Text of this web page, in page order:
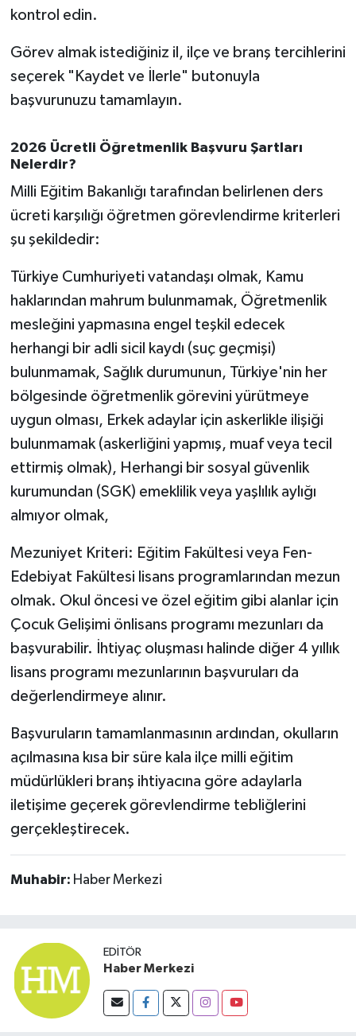
kontrol edin.
Görev almak istediğiniz il, ilçe ve branş tercihlerini
seçerek "Kaydet ve İlerle" butonuyla
başvurunuzu tamamlayın.
2026 Ücretli Öğretmenlik Başvuru Şartları
Nelerdir?
Milli Eğitim Bakanlığı tarafından belirlenen ders
ücreti karşılığı öğretmen görevlendirme kriterleri
şu şekildedir:
Türkiye Cumhuriyeti vatandaşı olmak, Kamu
haklarından mahrum bulunmamak, Öğretmenlik
mesleğini yapmasına engel teşkil edecek
herhangi bir adli sicil kaydı (suç geçmişi)
bulunmamak, Sağlık durumunun, Türkiye'nin her
bölgesinde öğretmenlik görevini yürütmeye
uygun olması, Erkek adaylar için askerlikle ilişiği
bulunmamak (askerliğini yapmış, muaf veya tecil
ettirmiş olmak), Herhangi bir sosyal güvenlik
kurumundan (SGK) emeklilik veya yaşlılık aylığı
almıyor olmak,
Mezuniyet Kriteri: Eğitim Fakültesi veya Fen-
Edebiyat Fakültesi lisans programlarından mezun
olmak. Okul öncesi ve özel eğitim gibi alanlar için
Çocuk Gelişimi önlisans programı mezunları da
başvurabilir. İhtiyaç oluşması halinde diğer 4 yıllık
lisans programı mezunlarının başvuruları da
değerlendirmeye alınır.
Başvuruların tamamlanmasının ardından, okulların
açılmasına kısa bir süre kala ilçe milli eğitim
müdürlükleri branş ihtiyacına göre adaylarla
iletişime geçerek görevlendirme tebliğlerini
gerçekleştirecek.
Muhabir: Haber Merkezi
EDITÖR
Haber Merkezi